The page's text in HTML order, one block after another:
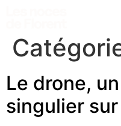
Le drone,
singulier